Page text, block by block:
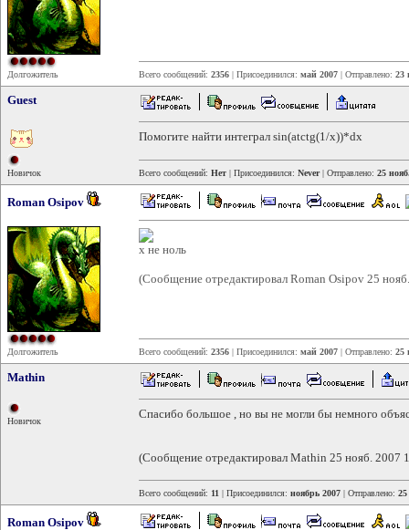
Долгожитель Всего сообщений: 2356 | Присоединился: май 2007 | Отправлено: 23
Guest
Новичок
Помогите найти интеграл sin(atctg(1/x))*dx
Всего сообщений: Нет | Присоединился: Never| Отправлено: 25
Roman Osipov
Долгожитель
x не ноль
(Сообщение отредактировал Roman Osipov 25
Всего сообщений: 2356 | Присоединился: май 2007 | Отправлено: 25
Mathin
Новичок
Спасибо большое , но вы не могли бы немного
(Сообщение отредактировал Mathin 25 нояб. 2007
Всего сообщений: 11 | Присоединился: ноябрь 2007 | Отправлено: 25
Roman Osipov